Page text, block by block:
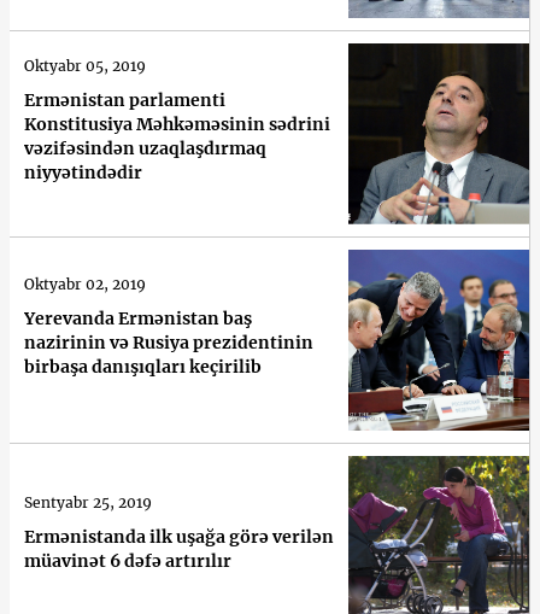
Ermənistan parlamenti
Konstitusiya Məhkəməsinin sədrini
vəzifəsindən uzaqlaşdırmaq
niyyətindədir
Oktyabr 05, 2019
Yerevanda Ermənistan baş
nazirinin və Rusiya prezidentinin
birbaşa danışıqları keçirilib
Oktyabr 02, 2019
Ermənistanda ilk uşağa görə verilən
müavinət 6 dəfə artırılır
Sentyabr 25, 2019